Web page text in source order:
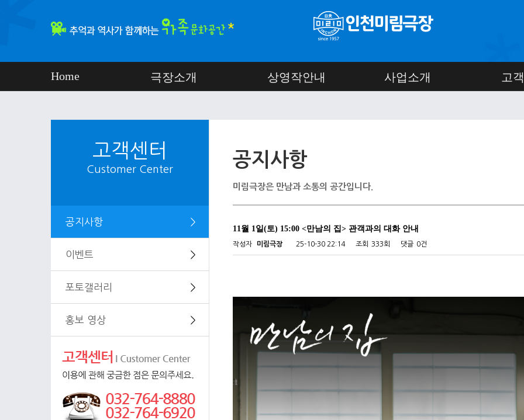
Home 극장소개 상영작안내 사업소개 고
고객센터
Customer Center
공지사항 ＞
이벤트 ＞
포토갤러리 ＞
홍보 영상 ＞
공지사항
미림극장은 만남과 소통의 공간입니다.
11월 1일(토) 15:00 <만남의 집> 관객과의 대화 안내
작성자 미림극장 25-10-30 22:14 조회 333회 댓글 0건